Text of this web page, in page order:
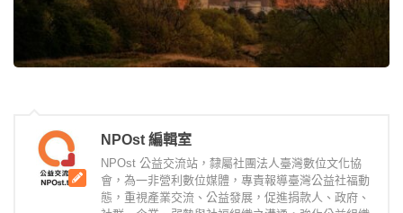
NPOst 編輯室
NPOst 公益交流站，隸屬社團法人臺灣數位文化協
會，為一非營利數位媒體，專責報導臺灣公益社福動
態，重視產業交流、公益發展，促進捐款人、政府、